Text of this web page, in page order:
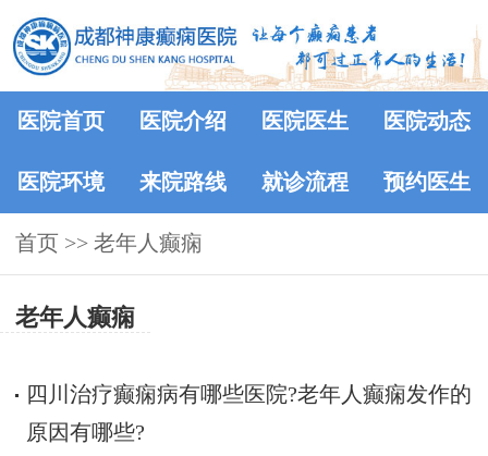
医院首页 医院介绍 医院医生 医院动态
医院环境 来院路线 就诊流程 预约医生
首页 >> 老年人癫痫
老年人癫痫
四川治疗癫痫病有哪些医院?老年人癫痫发作的
原因有哪些?